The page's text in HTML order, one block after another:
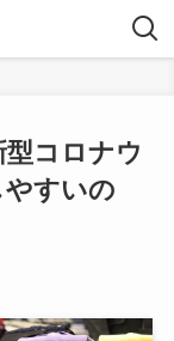
コロナウ
すいの